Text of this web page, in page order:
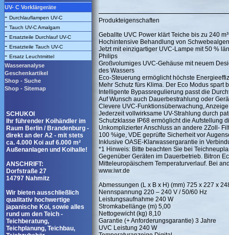
UV- C Vorklärgeräte
- Durchlauflampen UV-C
- Tauch UV-C Amalgam
- Ersatzteile Durchlauf UV-C
- Ersatzteile Tauch UV-C
- Ersatz Leuchtmittel
Wasseranalyse
Geschenkartikel
Shop - Suche
Shop - Sitemap
SCHUKOI
Ihr führender Koihändler im
Raum Berlin / Brandenburg -
direkt an der A2 - mit stets
ca. 4.000 Koi auf 6.000 m²
Außenanlagen und Koihalle!
ANSCHRIFT:
Dorfstraße 27
14797 Nahmitz
Wir bieten ausschließlich
qualitativ hochwertige
japanische Koi, sowie alles
rund um den Teich -
Teichberatung,
Teichplanung, Teichbau,
Produkteigenschaften
Geballte UVC Power klärt Teiche bis zu 240 m³
Hochintensive Behandlung von
Jetzt mit einzigartiger UVC-Lampe mit 50 %
Philips
Großvolumiges UVC-Gehäuse mit neuem
des Wassers
Eco-Steuerung ermöglicht höchste
Mehr Schutz fürs Klima. Der Eco Modus spart
Intelligente Bypassregulierung passt die
Auf Wunsch auch Dauerbestrahlung oder
Clevere UVC-Funktionsüberwachung,
Jederzeit vollwirksame UV-Strahlung durch
Schutzklasse IP68 ermöglicht die Aufstellung
Unkomplizierter Anschluss an andere 2Zoll-
100 %ige, VDE geprüfte Sicherheit vor
Inklusive OASE-Klarwassergarantie in
*1 Hinweis: Bitte beachten Sie bei
Gegenüber Geräten im Dauerbetrieb. Bitron
Mitteleuropäischem Temperaturverlauf. Bei
www.iwr.de
Abmessungen (L x B x H) (mm) 725 x 227 x
Nennspannung 220 – 240 V / 50/60 Hz
Leistungsaufnahme 240 W
Stromkabellänge (m) 5,00
Nettogewicht (kg) 8,10
Garantie (+ Anforderungsgarantie) 3 Jahre
UVC Leistung 240 W